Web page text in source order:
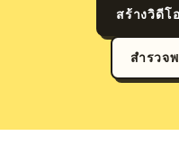
สร้างวิดีโ
สำรวจ